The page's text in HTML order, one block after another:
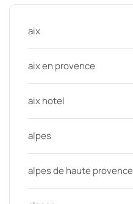
aix
aix en provence
aix hotel
alpes
alpes de haute provence